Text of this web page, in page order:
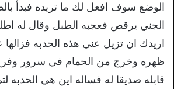
الوضع سوف افعل لك ما تريده فبدأ
الجني يرقص فعجبه الطبل وقال له
اريدك ان تزيل عني هذه الحدبه فزالها
ظهره وخرج من الحمام في سرور
قابله صديقا له فساله اين هي الحدبه